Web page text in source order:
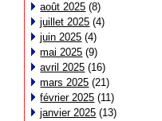
août 2025 (8)
juillet 2025 (4)
juin 2025 (4)
mai 2025 (9)
avril 2025 (16)
mars 2025 (21)
février 2025 (11)
janvier 2025 (13)